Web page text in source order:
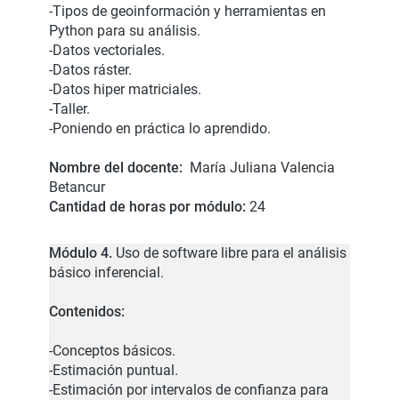
-Tipos de geoinformación y herramientas en
Python para su análisis.
-Datos vectoriales.
-Datos ráster.
-Datos hiper matriciales.
-Taller.
-Poniendo en práctica lo aprendido.
Nombre del docente: María Juliana Valencia
Betancur
Cantidad de horas por módulo: 24
Módulo 4. Uso de software libre para el análisis
básico inferencial.
Contenidos:
-Conceptos básicos.
-Estimación puntual.
-Estimación por intervalos de confianza para